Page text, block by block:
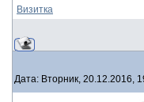
Визитка
Дата: Вторник, 20.12.2016,